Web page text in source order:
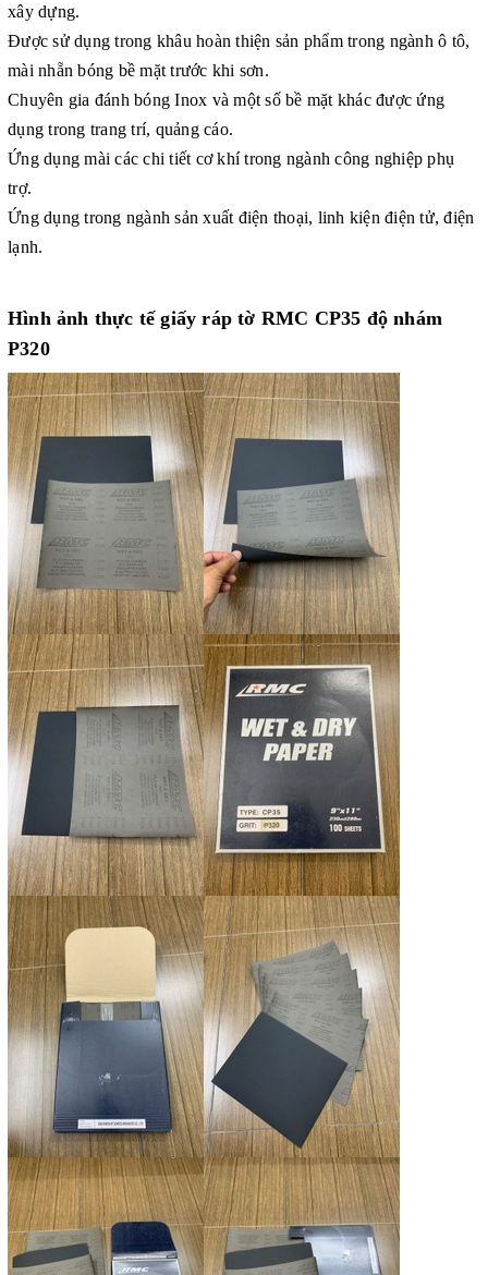
xây dựng.
Được sử dụng trong khâu hoàn thiện sản phẩm trong ngành ô tô,
mài nhẵn bóng bề mặt trước khi sơn.
Chuyên gia đánh bóng Inox và một số bề mặt khác được ứng
dụng trong trang trí, quảng cáo.
Ứng dụng mài các chi tiết cơ khí trong ngành công nghiệp phụ
trợ.
Ứng dụng trong ngành sản xuất điện thoại, linh kiện điện tử, điện
lạnh.
Hình ảnh thực tếgiấy ráp tờ RMC CP35 độ nhám
P320